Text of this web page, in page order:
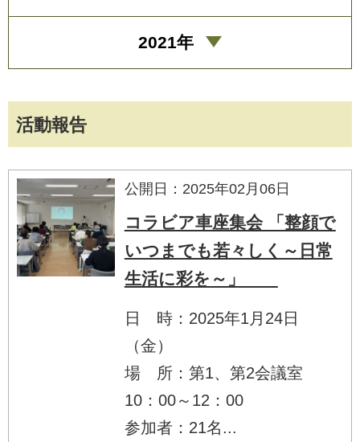
活動報告
公開日：2025年02月06日
コラビア車座集会 「整顔で
いつまでも若々しく～日常
生活に彩を～」
日 時：2025年1月24日
（金）
場 所：第1、第2会議室
10：00～12：00
参加者：21名...
2021年